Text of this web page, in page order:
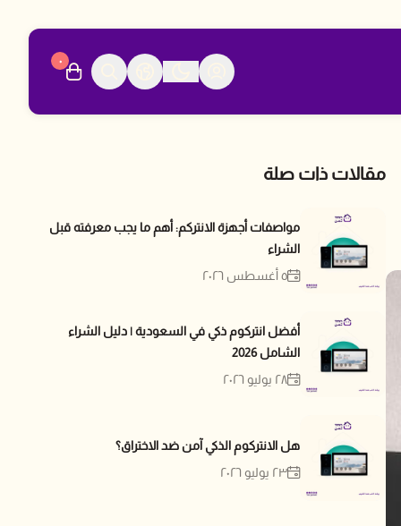
٠
مقالات ذات صلة
مواصفات أجهزة الانتركم: أهم ما يجب معرفته قبل
الشراء
٥ أغسطس ٢٠٢٦
أفضل انتركوم ذكي في السعودية | دليل الشراء
الشامل 2026
٢٨ يوليو ٢٠٢٦
هل الانتركوم الذكي آمن ضد الاختراق؟
٢٣ يوليو ٢٠٢٦